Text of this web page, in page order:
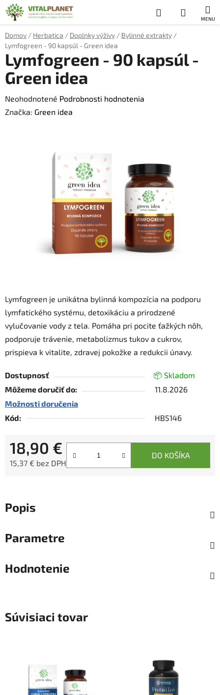
Prejsť
na
obsah
Hľadať
KOŠÍK
Domov / Herbatica / Doplnky výživy / Bylinné extrakty /
Lymfogreen - 90 kapsúl - Green idea
Lymfogreen je unikátna bylinná kompozícia na podporu
lymfatického systému, detoxikáciu a prirodzené
vylučovanie vody z tela. Pomáha pri pocite ťažkých nôh,
podporuje trávenie, metabolizmus tukov a cukrov,
prispieva k vitalite, zdravej pokožke a redukcii únavy.
Dostupnosť
📦 Skladom
Môžeme doručiť do:
11.8.2026
Možnosti doručenia
Kód:
HB5146
18,90 €
15,37 € bez DPH
DO KOŠÍKA
Lymfogreen - 90 kapsúl -
Green idea
Priemerné
hodnotenie
Neohodnotené Podrobnosti hodnotenia
Značka: Green idea
Popis
Parametre
Hodnotenie
Súvisiaci tovar